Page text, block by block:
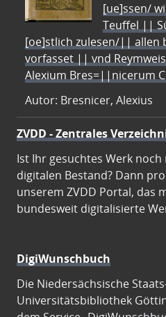
[ue]ssen/
Teuffel ||
[oe]stlich zulesen/|| allen
vorfasset || vnd
Alexium Bres=||nicerum
Autor: Bresnicer, Alexius
ZVDD - Zentrales
Ist Ihr gesuchtes Werk
digitalen Bestand? Dann
unserem ZVDD Portal, das
bundesweit digitalisierte
DigiWunschbuch
Die Niedersächsische
Universitätsbibliothek